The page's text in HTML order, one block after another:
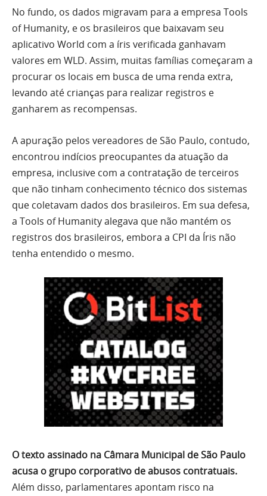
No fundo, os dados migravam para a empresa Tools
of Humanity, e os brasileiros que baixavam seu
aplicativo World com a íris verificada ganhavam
valores em WLD. Assim, muitas famílias começaram a
procurar os locais em busca de uma renda extra,
levando até crianças para realizar registros e
ganharem as recompensas.
A apuração pelos vereadores de São Paulo, contudo,
encontrou indícios preocupantes da atuação da
empresa, inclusive com a contratação de terceiros
que não tinham conhecimento técnico dos sistemas
que coletavam dados dos brasileiros. Em sua defesa,
a Tools of Humanity alegava que não mantém os
registros dos brasileiros, embora a CPI da Íris não
tenha entendido o mesmo.
O texto assinado na Câmara Municipal de São Paulo
acusa o grupo corporativo de abusos contratuais.
Além disso, parlamentares apontam risco na